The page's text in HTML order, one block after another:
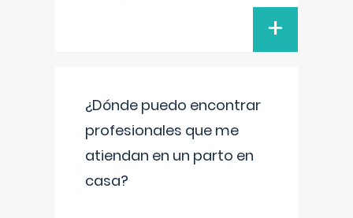
+
¿Dónde puedo encontrar
profesionales que me
atiendan en un parto en
casa?